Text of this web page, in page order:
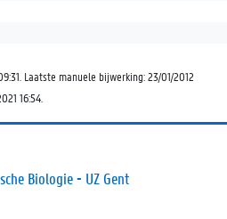
Laatste manuele bijwerking: 23/01/2012
16:54.
Biologie - UZ Gent